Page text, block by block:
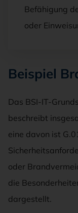
Befähigung
oder
Beispiel
Das BSI-IT-
beschreibt
eine davon ist
oder
die
dargestellt.